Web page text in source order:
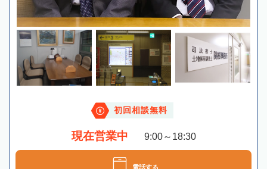
初回相談無料
現在営業中 9:00～18:30
電話する